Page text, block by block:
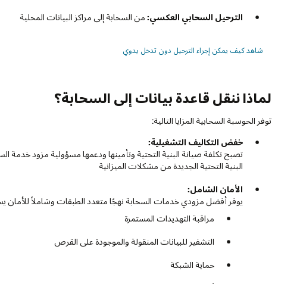
الترحيل السحابي العكسي: من السحابة إلى مراكز البيانات المحلية
شاهد كيف يمكن إجراء الترحيل دون تدخل يدوي
لماذا ننقل قاعدة بيانات إلى السحابة؟
توفر الحوسبة السحابية المزايا التالية:
خفض التكاليف التشغيلية:
تصبح تكلفة صيانة البنية التحتية وتأمينها ودعمها مسؤولية مزود خدمة
البنية التحتية الجديدة من مشكلات الميزانية
الأمان الشامل:
يوفر أفضل مزودي خدمات السحابة نهجًا متعدد الطبقات وشاملاً للأمان
مراقبة التهديدات المستمرة
التشفير للبيانات المنقولة والموجودة على القرص
حماية الشبكة